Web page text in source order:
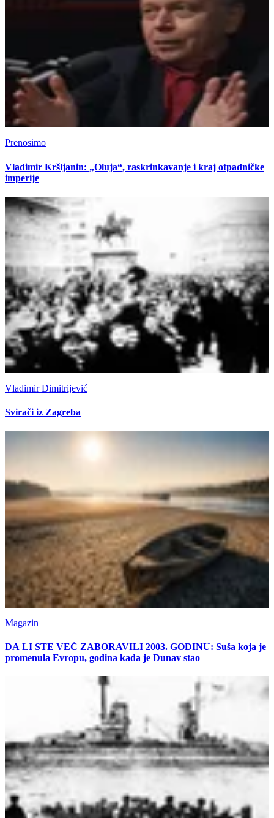
Prenosimo
Vladimir Kršljanin: „Oluja“, raskrinkavanje i kraj otpadničke
imperije
Vladimir Dimitrijević
Svirači iz Zagreba
Magazin
DA LI STE VEĆ ZABORAVILI 2003. GODINU: Suša koja je
promenula Evropu, godina kada je Dunav stao